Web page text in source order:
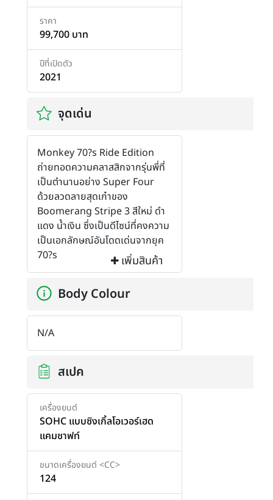
เพิ่มสินค้า
ราคา
99,700 บาท
ปีที่เปิดตัว
2021
จุดเด่น
Monkey 70?s Ride Edition
ถ่ายทอดความคลาสสิกจากรุ่นพี่ที่
เป็นตำนานอย่าง Super Four
ด้วยลวดลายสุดเก๋าของ
Boomerang Stripe 3 สีใหม่ ดำ
แดง น้ำเงิน ซึ่งเป็นดีไซน์ที่คงความ
เป็นเอกลักษณ์อันโดดเด่นจากยุค
70?s
Body Colour
N/A
สเปค
เครื่องยนต์
SOHC แบบซิงเกิ้ลโอเวอร์เฮด
แคมชาฟท์
ขนาดเครื่องยนต์ <CC>
124